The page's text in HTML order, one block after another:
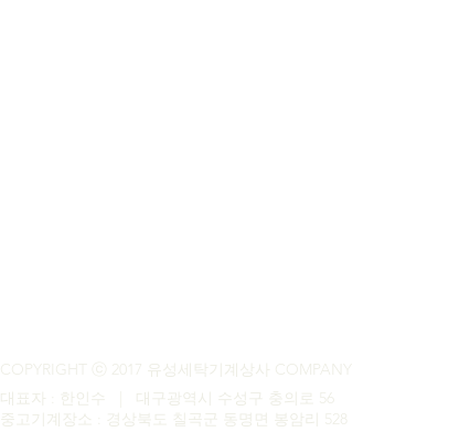
COPYRIGHT ⓒ 2017 유성세탁기계상사 COMPANY
대표자 : 한인수 | 대구광역시 수성구 충의로 56
​중고기계장소 : 경상북도 칠곡군 동명면 봉암리 528